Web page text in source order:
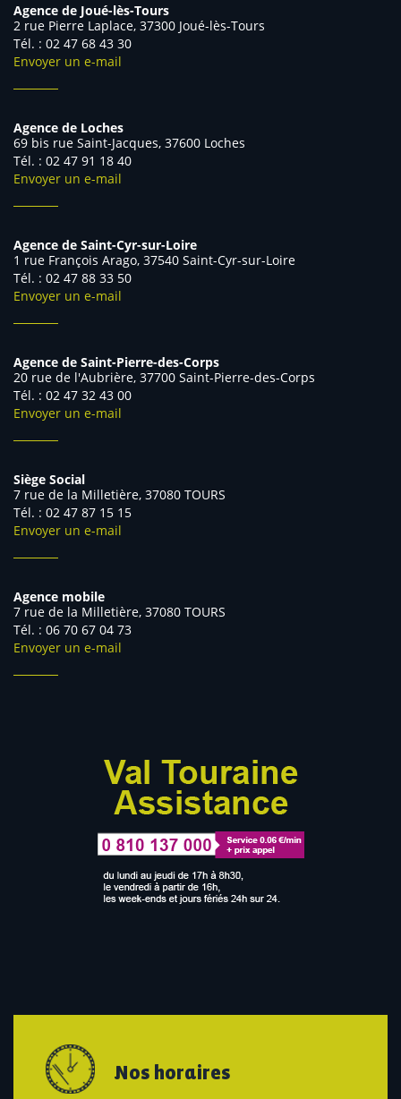
Agence de Joué-lès-Tours
2 rue Pierre Laplace, 37300 Joué-lès-Tours
Tél. : 02 47 68 43 30
Envoyer un e-mail
Agence de Loches
69 bis rue Saint-Jacques, 37600 Loches
Tél. : 02 47 91 18 40
Envoyer un e-mail
Agence de Saint-Cyr-sur-Loire
1 rue François Arago, 37540 Saint-Cyr-sur-Loire
Tél. : 02 47 88 33 50
Envoyer un e-mail
Agence de Saint-Pierre-des-Corps
20 rue de l'Aubrière, 37700 Saint-Pierre-des-Corps
Tél. : 02 47 32 43 00
Envoyer un e-mail
Siège Social
7 rue de la Milletière, 37080 TOURS
Tél. : 02 47 87 15 15
Envoyer un e-mail
Agence mobile
7 rue de la Milletière, 37080 TOURS
Tél. : 06 70 67 04 73
Envoyer un e-mail
Nos horaires